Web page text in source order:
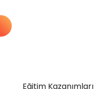
Eğitim Kazanımları